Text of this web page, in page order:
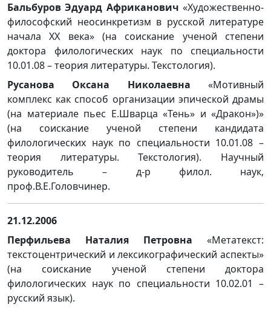
Бальбуров Эдуард Африканович «Художественно-
философский неосинкретизм в русской литературе
начала ХХ века» (на соискание ученой степени
доктора филологических наук по специальности
10.01.08 – теория литературы. Текстология).
Русанова Оксана Николаевна «Мотивный
комплекс как способ организации эпической драмы
(на материале пьес Е.Шварца «Тень» и «Дракон»)»
(на соискание ученой степени кандидата
филологических наук по специальности 10.01.08 –
теория литературы. Текстология). Научный
руководитель – д-р филол. наук,
проф.В.Е.Головчинер.
21.12.2006
Перфильева Наталия Петровна «Метатекст:
текстоцентрический и лексикографический аспекты»
(на соискание ученой степени доктора
филологических наук по специальности 10.02.01 –
русский язык).